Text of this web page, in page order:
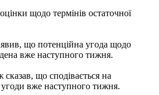
щодо термінів остаточної
що потенційна угода щодо
вже наступного тижня.
що сподівається на
угоди вже наступного тижня.